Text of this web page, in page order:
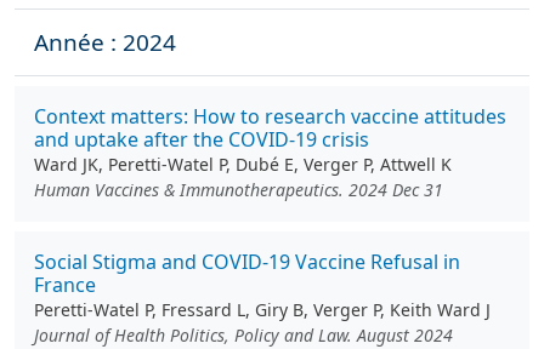
Année : 2024
Context matters: How to research vaccine attitudes
and uptake after the COVID-19 crisis
Ward JK, Peretti-Watel P, Dubé E, Verger P, Attwell K
Human Vaccines & Immunotherapeutics. 2024 Dec 31
Social Stigma and COVID-19 Vaccine Refusal in
France
Peretti-Watel P, Fressard L, Giry B, Verger P, Keith Ward J
Journal of Health Politics, Policy and Law. August 2024